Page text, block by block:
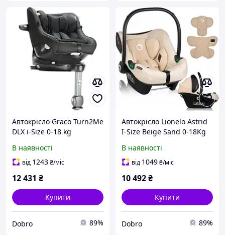
Автокрісло Graco Turn2Me
DLX i-Size 0-18 kg
В наявності
від 1243₴/міс
12 431 ₴
Купити
Dobro 89%
Автокрісло Lionelo Astrid
I-Size Beige Sand 0-18Kg
В наявності
від 1049₴/міс
10 492₴
Купити
Dobro 89%